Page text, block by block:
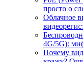
просто о
Облачное
4G/5G):
Почему